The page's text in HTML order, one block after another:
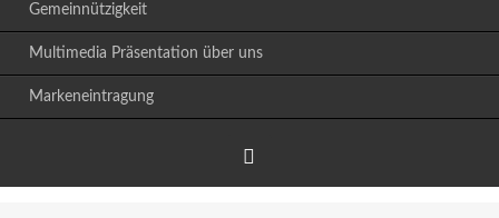
Gemeinnützigkeit
Multimedia Präsentation über uns
Markeneintragung